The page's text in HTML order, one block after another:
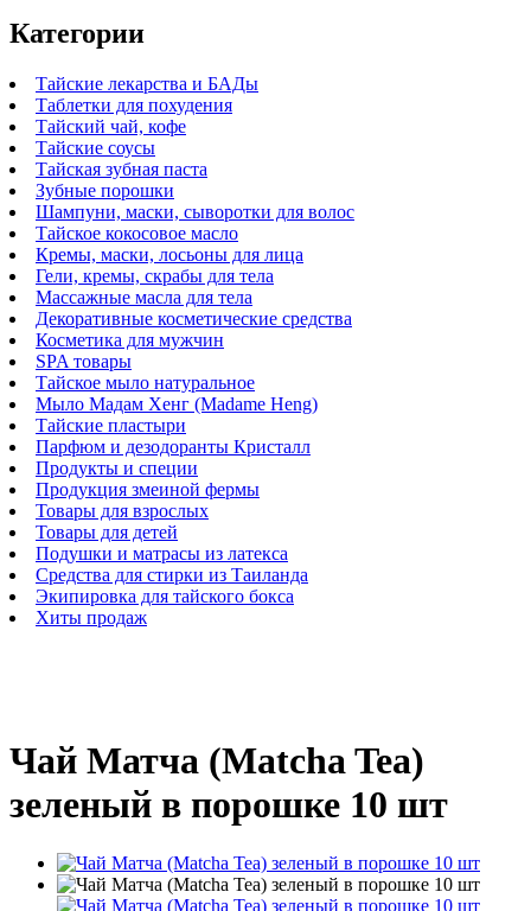
Категории
Тайские лекарства и БАДы
Таблетки для похудения
Тайский чай, кофе
Тайские соусы
Тайская зубная паста
Зубные порошки
Шампуни, маски, сыворотки для волос
Тайское кокосовое масло
Кремы, маски, лосьоны для лица
Гели, кремы, скрабы для тела
Массажные масла для тела
Декоративные косметические средства
Косметика для мужчин
SPA товары
Тайское мыло натуральное
Мыло Мадам Хенг (Madame Heng)
Тайские пластыри
Парфюм и дезодоранты Кристалл
Продукты и специи
Продукция змеиной фермы
Товары для взрослых
Товары для детей
Подушки и матрасы из латекса
Средства для стирки из Таиланда
Экипировка для тайского бокса
Хиты продаж
Чай Матча (Matcha Tea)
зеленый в порошке 10 шт